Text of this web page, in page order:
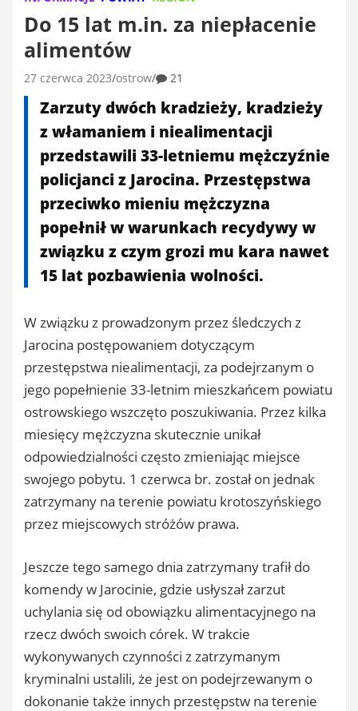
Do 15 lat m.in. za niepłacenie
alimentów
27 czerwca 2023 ostrow 21
Zarzuty dwóch kradzieży, kradzieży
z włamaniem i niealimentacji
przedstawili 33-letniemu mężczyźnie
policjanci z Jarocina. Przestępstwa
przeciwko mieniu mężczyzna
popełnił w warunkach recydywy w
związku z czym grozi mu kara nawet
15 lat pozbawienia wolności.
W związku z prowadzonym przez śledczych z
Jarocina postępowaniem dotyczącym
przestępstwa niealimentacji, za podejrzanym o
jego popełnienie 33-letnim mieszkańcem powiatu
ostrowskiego wszczęto poszukiwania. Przez kilka
miesięcy mężczyzna skutecznie unikał
odpowiedzialności często zmieniając miejsce
swojego pobytu. 1 czerwca br. został on jednak
zatrzymany na terenie powiatu krotoszyńskiego
przez miejscowych stróżów prawa.
Jeszcze tego samego dnia zatrzymany trafił do
komendy w Jarocinie, gdzie usłyszał zarzut
uchylania się od obowiązku alimentacyjnego na
rzecz dwóch swoich córek. W trakcie
wykonywanych czynności z zatrzymanym
kryminalni ustalili, że jest on podejrzewanym o
dokonanie także innych przestępstw na terenie